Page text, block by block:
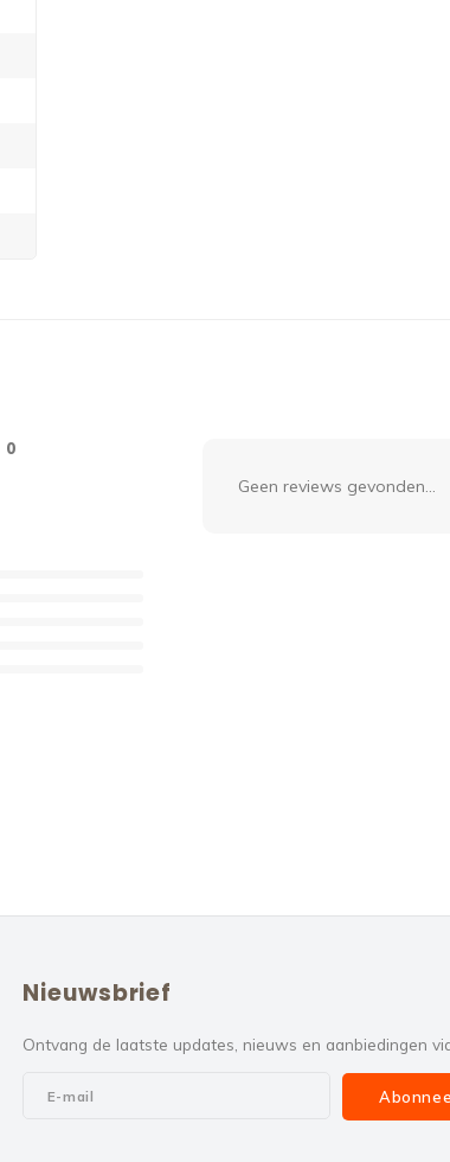
0
Geen reviews gevonden...
Nieuwsbrief
Ontvang de laatste updates, nieuws en aanbiedingen